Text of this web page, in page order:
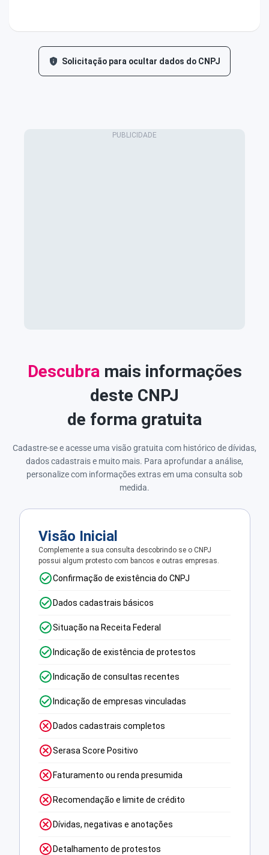
Solicitação para ocultar dados do CNPJ
Descubra mais informações
deste CNPJ
de forma gratuita
Cadastre-se e acesse uma visão gratuita com histórico de dívidas,
dados cadastrais e muito mais. Para aprofundar a análise,
personalize com informações extras em uma consulta sob
medida.
Visão Inicial
Complemente a sua consulta descobrindo se o CNPJ
possui algum protesto com bancos e outras empresas.
Confirmação de existência do CNPJ
Dados cadastrais básicos
Situação na Receita Federal
Indicação de existência de protestos
Indicação de consultas recentes
Indicação de empresas vinculadas
Dados cadastrais completos
Serasa Score Positivo
Faturamento ou renda presumida
Recomendação e limite de crédito
Dívidas, negativas e anotações
Detalhamento de protestos